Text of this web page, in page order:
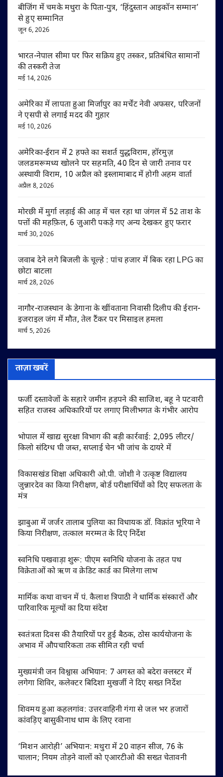
बीजिंग में चमके मथुरा के पिता-पुत्र, ‘हिंदुस्तान आइकॉन सम्मान’
से हुए सम्मानित
जून 6, 2026
भारत-नेपाल सीमा पर फिर सक्रिय हुए तस्कर, प्रतिबंधित सामानों
की तस्करी तेज
मई 14, 2026
अमेरिका में लापता हुआ मिर्जापुर का मर्चेंट नेवी अफसर, परिजनों
ने एसपी से लगाई मदद की गुहार
मई 10, 2026
अमेरिका-ईरान में 2 हफ्ते का सशर्त युद्धविराम, हॉरमुज़
जलडमरूमध्य खोलने पर सहमति, 40 दिन से जारी तनाव पर
अस्थायी विराम, 10 अप्रैल को इस्लामाबाद में होगी अहम वार्ता
अप्रैल 8, 2026
मोरछी में मुर्गा लड़ाई की आड़ में चल रहा था जंगल में 52 ताश के
पत्तों की महफ़िल, 6 जुआरी पकड़े गए अन्य देखकर हुए फरार
मार्च 30, 2026
जवाब देने लगे बिजली के चूल्हे : पांच हजार में बिक रहा LPG का
छोटा बाटला
मार्च 28, 2026
नागौर-राजस्थान के डेगाना के खींवताना निवासी दिलीप की ईरान-
इजराइल जंग में मौत, तेल टैंकर पर मिसाइल हमला
मार्च 5, 2026
ताज़ा खबरें
फर्जी दस्तावेजों के सहारे जमीन हड़पने की साजिश, बहू ने पटवारी
सहित राजस्व अधिकारियों पर लगाए मिलीभगत के गंभीर आरोप
भोपाल में खाद्य सुरक्षा विभाग की बड़ी कार्रवाई: 2,095 लीटर/
किलो संदिग्ध घी जब्त, सप्लाई चेन भी जांच के दायरे में
विकासखंड शिक्षा अधिकारी ओ.पी. जोशी ने उत्कृष्ट विद्यालय
जुन्नारदेव का किया निरीक्षण, बोर्ड परीक्षार्थियों को दिए सफलता के
मंत्र
झाबुआ में जर्जर तालाब पुलिया का विधायक डॉ. विक्रांत भूरिया ने
किया निरीक्षण, तत्काल मरम्मत के दिए निर्देश
स्वनिधि पखवाड़ा शुरू: पीएम स्वनिधि योजना के तहत पथ
विक्रेताओं को ऋण व क्रेडिट कार्ड का मिलेगा लाभ
मार्मिक कथा वाचन में पं. कैलाश त्रिपाठी ने धार्मिक संस्कारों और
पारिवारिक मूल्यों का दिया संदेश
स्वतंत्रता दिवस की तैयारियों पर हुई बैठक, ठोस कार्ययोजना के
अभाव में औपचारिकता तक सीमित रही चर्चा
मुख्यमंत्री जन विश्वास अभियान: 7 अगस्त को बदेरा क्लस्टर में
लगेगा शिविर, कलेक्टर बिदिशा मुखर्जी ने दिए सख्त निर्देश
शिवमय हुआ कहलगांव: उत्तरवाहिनी गंगा से जल भर हजारों
कांवड़िए बासुकीनाथ धाम के लिए रवाना
‘मिशन आरोही’ अभियान: मथुरा में 20 वाहन सीज, 76 के
चालान; नियम तोड़ने वालों को एआरटीओ की सख्त चेतावनी